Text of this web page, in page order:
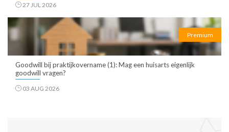
27 JUL 2026
Premium
Goodwill bij praktijkovername (1): Mag een huisarts eigenlijk
goodwill vragen?
03 AUG 2026